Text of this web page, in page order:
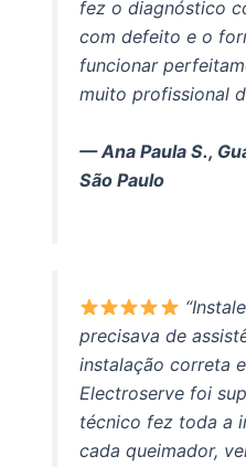
fez o diagnóstico
com defeito e o
funcionar
muito profissional
— Ana Paula S.,
São Paulo
precisava de
instalação correta
Electroserve foi
técnico fez toda a
cada queimador,